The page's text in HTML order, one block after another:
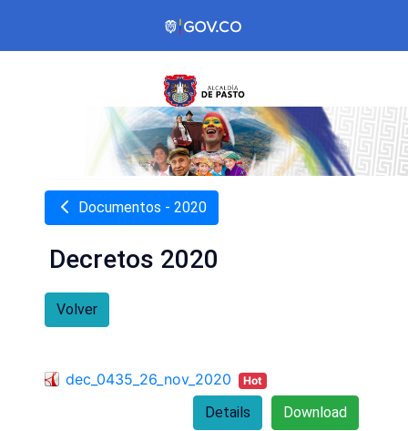
Documentos - 2020
Decretos 2020
Volver
dec_0435_26_nov_2020 Hot
Download
Details